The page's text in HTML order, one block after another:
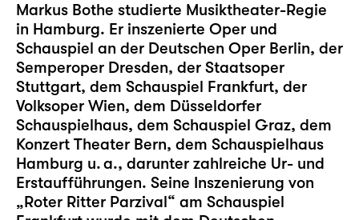
Markus Bothe studierte Musiktheater-Regie
in Hamburg. Er inszenierte Oper und
Schauspiel an der Deutschen Oper Berlin, der
Semperoper Dresden, der Staatsoper
Stuttgart, dem Schauspiel Frankfurt, der
Volksoper Wien, dem Düsseldorfer
Schauspielhaus, dem Schauspiel Graz, dem
Konzert Theater Bern, dem Schauspielhaus
Hamburg u. a., darunter zahlreiche Ur- und
Erstaufführungen. Seine Inszenierung von
„Roter Ritter Parzival“ am Schauspiel